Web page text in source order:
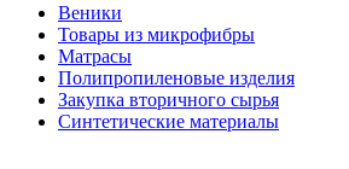
Веники
Товары из микрофибры
Матрасы
Полипропиленовые изделия
Закупка вторичного сырья
Синтетические материалы